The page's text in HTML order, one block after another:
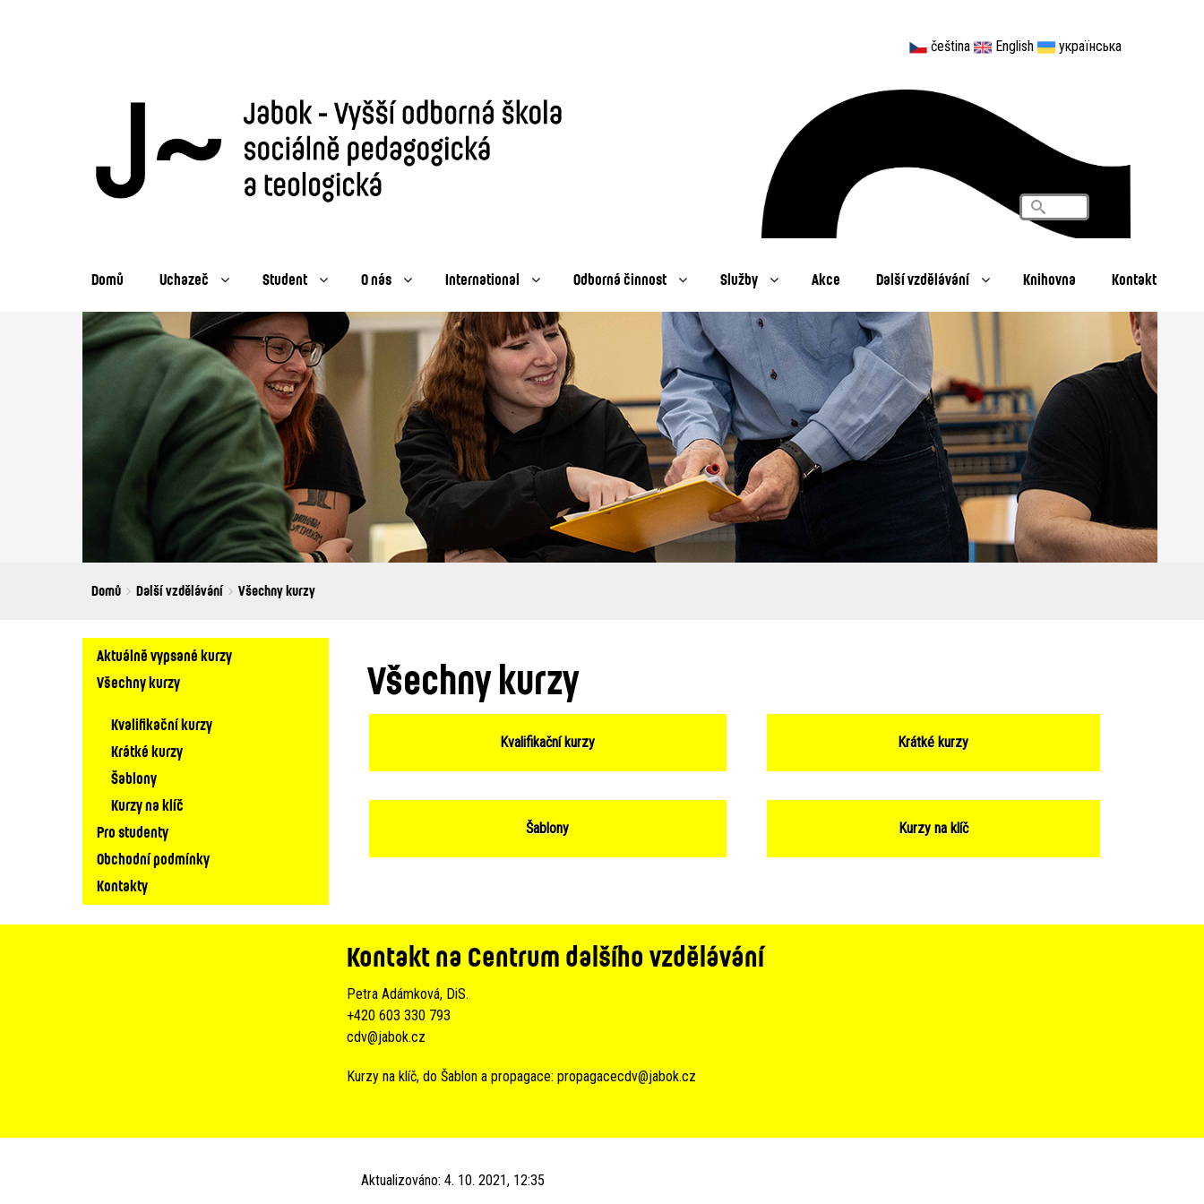
čeština English українська
Vyhledávání
Search
Domů Uchazeč Student O nás International Odborná činnost Služby Akce Další vzdělávání Knihovna Kontakt
Breadcrumbs
You
Domů Další vzdělávání Všechny kurzy
Všechny kurzy
Kvalifikační kurzy Krátké kurzy
Šablony Kurzy na klíč
Kontakt na Centrum dalšího vzdělávání
Petra Adámková, DiS.
+420 603 330 793
cdv@jabok.cz
Kurzy na klíč, do Šablon a propagace: propagacecdv@jabok.cz
Aktualizováno: 4. 10. 2021, 12:35
Hlavní
navigace
Aktuálně vypsané kurzy
Všechny kurzy
Kvalifikační kurzy
Krátké kurzy
Šablony
Kurzy na klíč
Pro studenty
Obchodní podmínky
Kontakty